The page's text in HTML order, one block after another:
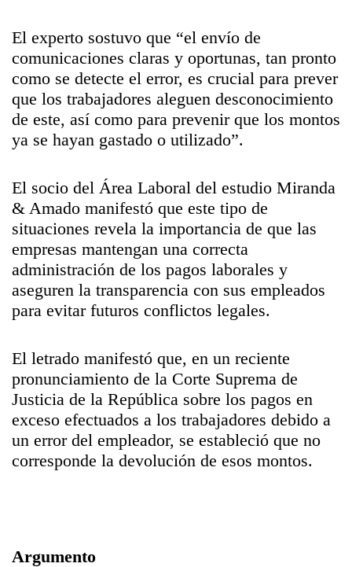
El experto sostuvo que “el envío de
comunicaciones claras y oportunas, tan pronto
como se detecte el error, es crucial para prever
que los trabajadores aleguen desconocimiento
de este, así como para prevenir que los montos
ya se hayan gastado o utilizado”.
El socio del Área Laboral del estudio Miranda
& Amado manifestó que este tipo de
situaciones revela la importancia de que las
empresas mantengan una correcta
administración de los pagos laborales y
aseguren la transparencia con sus empleados
para evitar futuros conflictos legales.
El letrado manifestó que, en un reciente
pronunciamiento de la Corte Suprema de
Justicia de la República sobre los pagos en
exceso efectuados a los trabajadores debido a
un error del empleador, se estableció que no
corresponde la devolución de esos montos.
Argumento